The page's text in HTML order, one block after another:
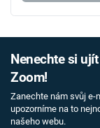
Nenechte si
Zoom!
Zanechte nám svůj e-
upozorníme na to
našeho webu.